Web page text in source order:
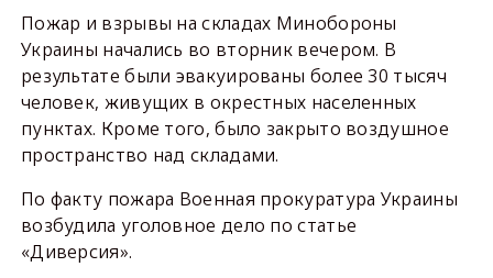
Пожар и взрывы на складах Минобороны
Украины начались во вторник вечером. В
результате были эвакуированы более 30 тысяч
человек, живущих в окрестных населенных
пунктах. Кроме того, было закрыто воздушное
пространство над складами.
По факту пожара Военная прокуратура Украины
возбудила уголовное дело по статье
«Диверсия».